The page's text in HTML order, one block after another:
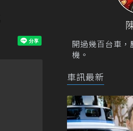
開過幾百台車，
機。
車訊最新